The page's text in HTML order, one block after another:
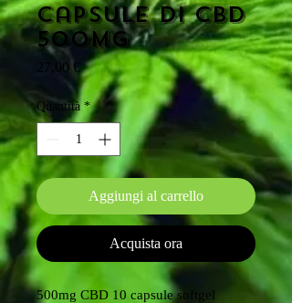
Capsule di CBD
500mg
27,00 €Prezzo
Quantità *
Aggiungi al carrello
Acquista ora
500mg CBD 10 capsule softgel